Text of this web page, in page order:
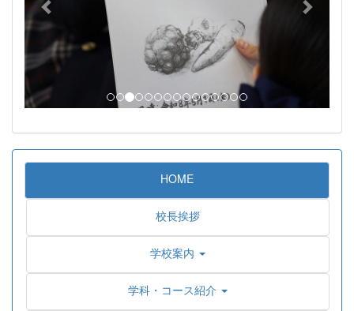
o
u
s
HOME
校長挨拶
学校案内
学科・コース紹介